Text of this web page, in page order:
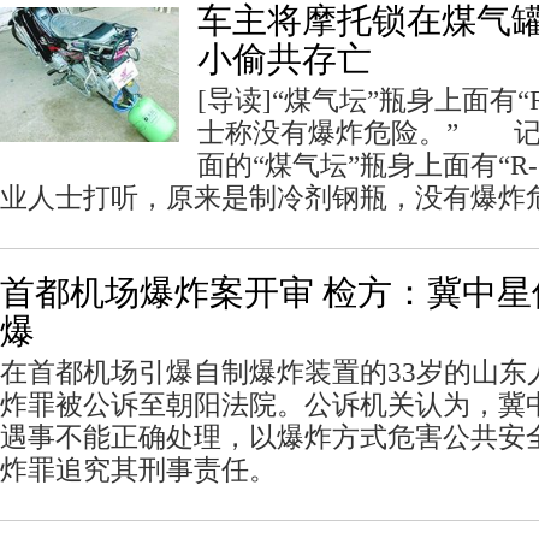
车主将摩托锁在煤气
小偷共存亡
[导读]“煤气坛”瓶身上面有
士称没有爆炸危险。” 记
面的“煤气坛”瓶身上面有
业人士打听，原来是制冷剂钢瓶，没有爆炸
首都机场爆炸案开审 检方：冀中
爆
在首都机场引爆自制爆炸装置的33岁的山东
炸罪被公诉至朝阳法院。公诉机关认为，冀
遇事不能正确处理，以爆炸方式危害公共安
炸罪追究其刑事责任。